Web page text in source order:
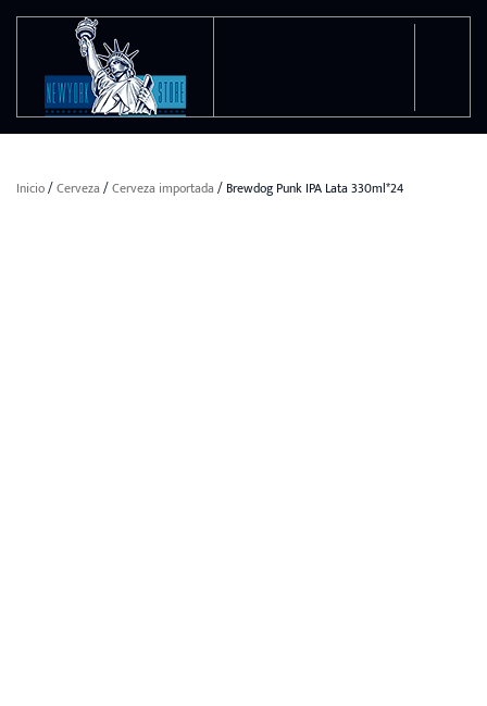
Ir al contenido principal
Inicio/Cerveza /Cerveza importada / Brewdog Punk IPA Lata 330ml*24